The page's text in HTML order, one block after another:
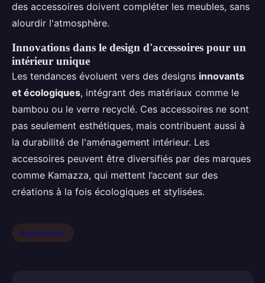
des accessoires doivent compléter les meubles, sans
alourdir l'atmosphère.
Innovations dans le design d'accessoires pour un
intérieur unique
Les tendances évoluent vers des designs innovants
et écologiques, intégrant des matériaux comme le
bambou ou le verre recyclé. Ces accessoires ne sont
pas seulement esthétiques, mais contribuent aussi à
la durabilité de l'aménagement intérieur. Les
accessoires peuvent être diversifiés par des marques
comme Kamazza, qui mettent l’accent sur des
créations à la fois écologiques et stylisées.
Équipement